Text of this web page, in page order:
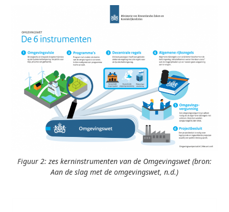
Figuur 2: zes kerninstrumenten van de Omgevingswet (bron:
Aan de slag met de omgevingswet, n.d.)